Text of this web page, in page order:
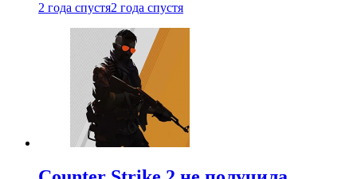
2 года спустя2 года спустя